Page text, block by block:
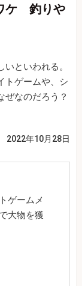
ケ 釣りや
といわれる。
トゲームや、シ
ぜなのだろう？
2022年10月28日
ゲームメ
大物を獲